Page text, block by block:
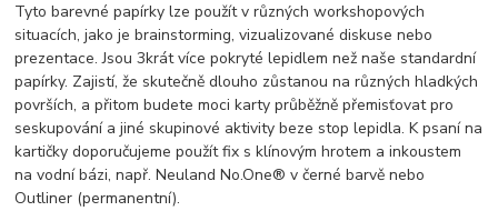
Tyto barevné papírky lze použít v různých workshopových
situacích, jako je brainstorming, vizualizované diskuse nebo
prezentace. Jsou 3krát více pokryté lepidlem než naše standardní
papírky. Zajistí, že skutečně dlouho zůstanou na různých hladkých
površích, a přitom budete moci karty průběžně přemisťovat pro
seskupování a jiné skupinové aktivity beze stop lepidla. K psaní na
kartičky doporučujeme použít fix s klínovým hrotem a inkoustem
na vodní bázi, např. Neuland No.One® v černé barvě nebo
Outliner (permanentní).